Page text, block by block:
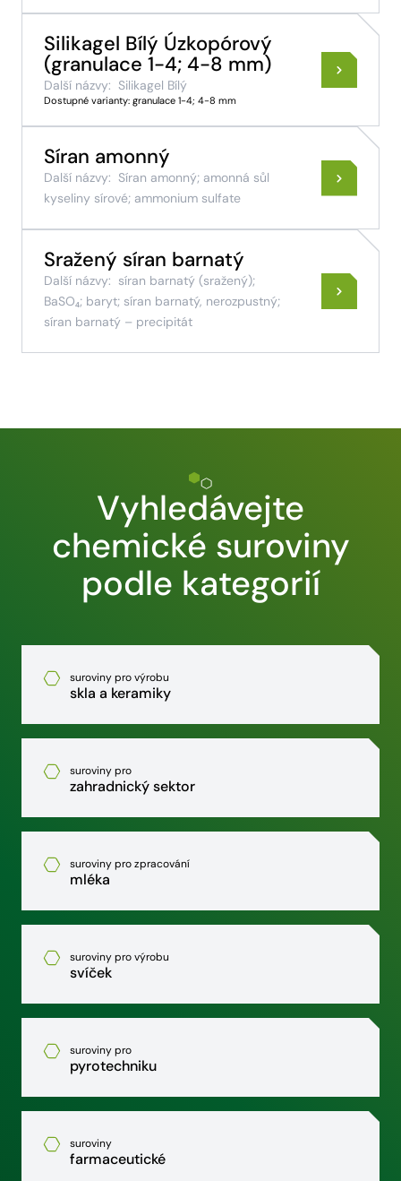
Silikagel Bílý Úzkopórový
(granulace 1-4; 4-8 mm)
Další názvy: Silikagel Bílý
Dostupné varianty: granulace 1-4; 4-8 mm
Síran amonný
Další názvy: Síran amonný; amonná sůl
kyseliny sírové; ammonium sulfate
Sražený síran barnatý
Další názvy: síran barnatý (sražený);
BaSO₄; baryt; síran barnatý, nerozpustný;
síran barnatý – precipitát
Vyhledávejte
chemické suroviny
podle kategorií
suroviny pro výrobu
skla a keramiky
suroviny pro
zahradnický sektor
suroviny pro zpracování
mléka
suroviny pro výrobu
svíček
suroviny pro
pyrotechniku
suroviny
farmaceutické